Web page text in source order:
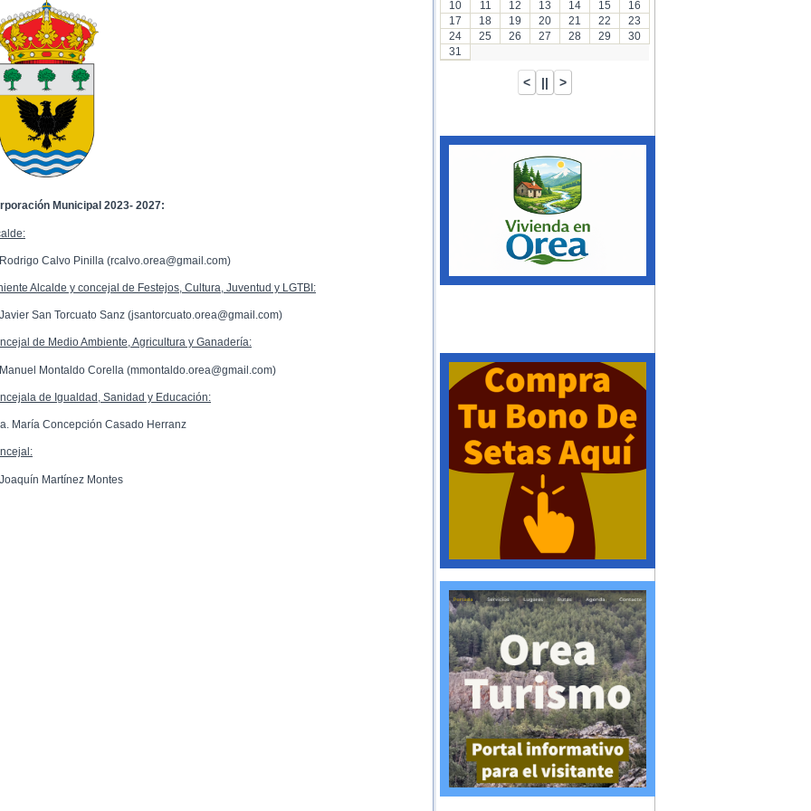
Municipal 2023- 2027:
Calvo Pinilla (rcalvo.orea@gmail.com)
Alcalde y concejal de Festejos, Cultura, Juventud y LGTBI:
San Torcuato Sanz (jsantorcuato.orea@gmail.com)
de Medio Ambiente, Agricultura y Ganadería:
Montaldo Corella (mmontaldo.orea@gmail.com)
de Igualdad, Sanidad y Educación:
María Concepción Casado Herranz
Martínez Montes
10 11 12 13 14 15
16
17
18 19 20 21 22
23
24
25 26 27 28 29
30
31